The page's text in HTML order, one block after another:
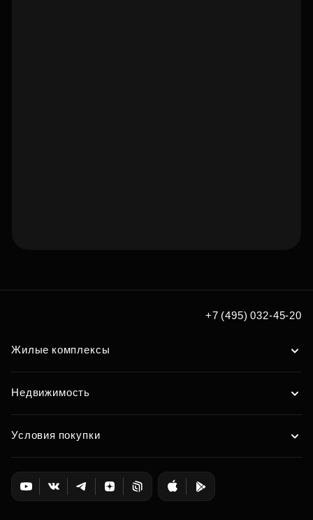
мечты по удобным вам
Подобрать
+7 (495) 032-45-20
Жилые комплексы
Недвижимость
Условия покупки